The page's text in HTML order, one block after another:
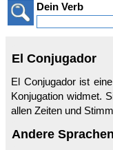
Dein Verb
El Conjugador
El Conjugador ist
Konjugation widmet.
allen Zeiten und
Andere Sprachen